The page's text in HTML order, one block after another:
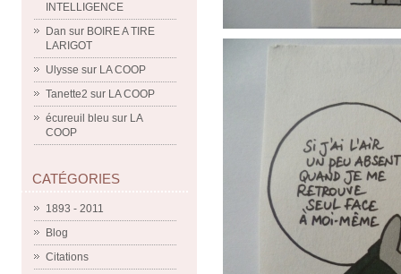
INTELLIGENCE
Dan sur BOIRE A TIRE
LARIGOT
Ulysse sur LA COOP
Tanette2 sur LA COOP
écureuil bleu sur LA
COOP
CATÉGORIES
1893 - 2011
Blog
Citations